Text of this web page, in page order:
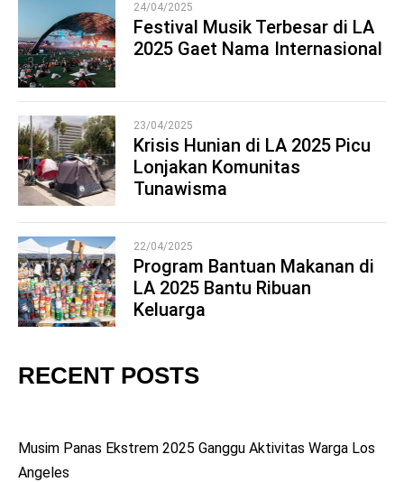
3
24/04/2025
Festival Musik Terbesar di LA
2025 Gaet Nama Internasional
4
23/04/2025
Krisis Hunian di LA 2025 Picu
Lonjakan Komunitas
Tunawisma
5
22/04/2025
Program Bantuan Makanan di
LA 2025 Bantu Ribuan
Keluarga
RECENT POSTS
Musim Panas Ekstrem 2025 Ganggu Aktivitas Warga Los
Angeles